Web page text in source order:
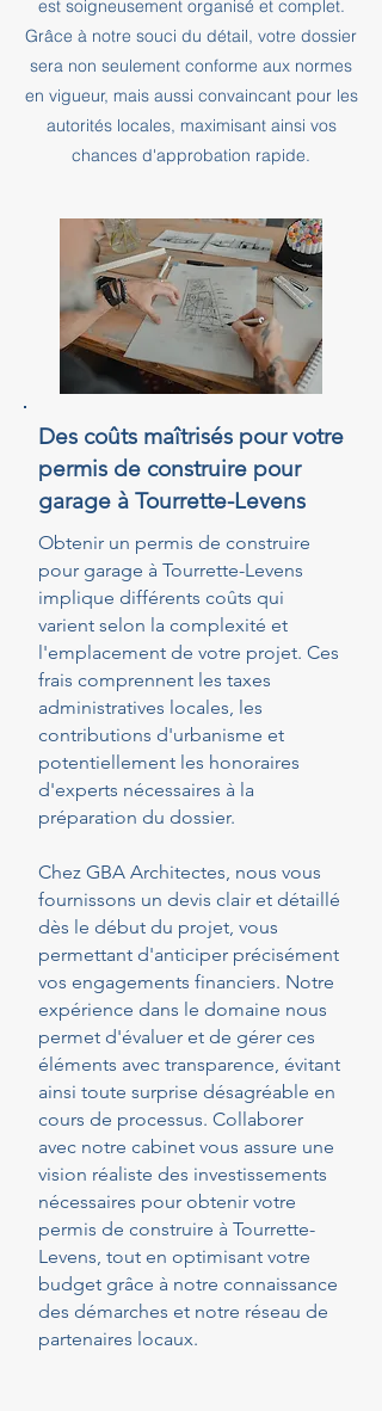
est soigneusement organisé et complet.
Grâce à notre souci du détail, votre dossier
sera non seulement conforme aux normes
en vigueur, mais aussi convaincant pour les
autorités locales, maximisant ainsi vos
chances d'approbation rapide.
Des coûts maîtrisés pour votre
permis de construire pour
garage à Tourrette-Levens
Obtenir un permis de construire
pour garage à Tourrette-Levens
implique différents coûts qui
varient selon la complexité et
l'emplacement de votre projet. Ces
frais comprennent les taxes
administratives locales, les
contributions d'urbanisme et
potentiellement les honoraires
d'experts nécessaires à la
préparation du dossier.
Chez GBA Architectes, nous vous
fournissons un devis clair et détaillé
dès le début du projet, vous
permettant d'anticiper précisément
vos engagements financiers. Notre
expérience dans le domaine nous
permet d'évaluer et de gérer ces
éléments avec transparence, évitant
ainsi toute surprise désagréable en
cours de processus. Collaborer
avec notre cabinet vous assure une
vision réaliste des investissements
nécessaires pour obtenir votre
permis de construire à Tourrette-
Levens, tout en optimisant votre
budget grâce à notre connaissance
des démarches et notre réseau de
partenaires locaux.